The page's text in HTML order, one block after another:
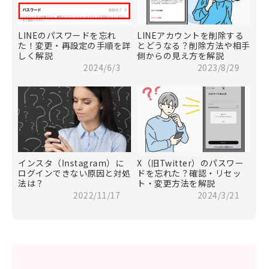
LINEのパスワードを忘れ
た！変更・再設定の手順を詳
しく解説
2024/6/3
LINEアカウントを削除する
とどうなる？削除方法や相手
側からの見え方を解説
2023/8/29
インスタ（Instagram）に
ログインできない原因と対処
法は？
2022/11/17
X（旧Twitter）のパスワー
ドを忘れた？確認・リセッ
ト・変更方法を解説
2024/3/21